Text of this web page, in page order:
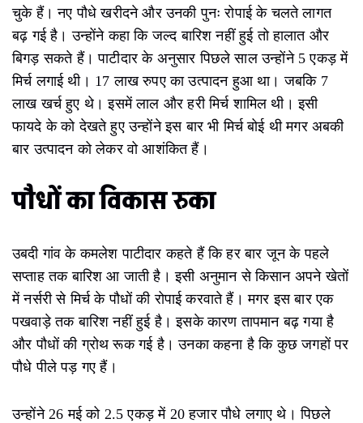
चुके हैं। नए पौधे खरीदने और उनकी पुनः रोपाई के चलते लागत
बढ़ गई है। उन्होंने कहा कि जल्द बारिश नहीं हुई तो हालात और
बिगड़ सकते हैं। पाटीदार के अनुसार पिछले साल उन्होंने 5 एकड़ में
मिर्च लगाई थी। 17 लाख रुपए का उत्पादन हुआ था। जबकि 7
लाख खर्च हुए थे। इसमें लाल और हरी मिर्च शामिल थी। इसी
फायदे के को देखते हुए उन्होंने इस बार भी मिर्च बोई थी मगर अबकी
बार उत्पादन को लेकर वो आशंकित हैं।
पौधों का विकास रुका
उबदी गांव के कमलेश पाटीदार कहते हैं कि हर बार जून के पहले
सप्ताह तक बारिश आ जाती है। इसी अनुमान से किसान अपने खेतों
में नर्सरी से मिर्च के पौधों की रोपाई करवाते हैं। मगर इस बार एक
पखवाड़े तक बारिश नहीं हुई है। इसके कारण तापमान बढ़ गया है
और पौधों की ग्रोथ रूक गई है। उनका कहना है कि कुछ जगहों पर
पौधे पीले पड़ गए हैं।
उन्होंने 26 मई को 2.5 एकड़ में 20 हजार पौधे लगाए थे। पिछले